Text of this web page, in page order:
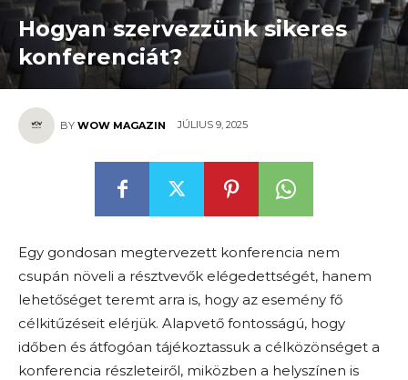
Hogyan szervezzünk sikeres
konferenciát?
BY WOW MAGAZIN JÚLIUS 9, 2025
Egy gondosan megtervezett konferencia nem
csupán növeli a résztvevők elégedettségét, hanem
lehetőséget teremt arra is, hogy az esemény fő
célkitűzéseit elérjük. Alapvető fontosságú, hogy
időben és átfogóan tájékoztassuk a célközönséget a
konferencia részleteiről, miközben a helyszínen is